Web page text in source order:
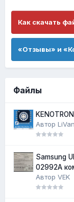
Как скачать
«Отзывы» и
Файлы
Автор LiVan
Samsung
02992A
Автор VEK